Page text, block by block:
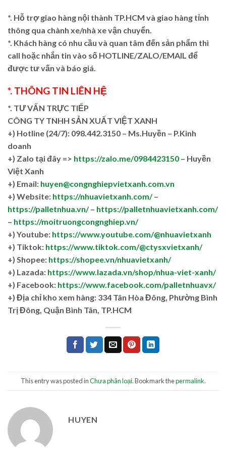
*. Hỗ trợ giao hàng nội thành TP.HCM và giao hàng tỉnh
thông qua chành xe/nhà xe vận chuyển.
*. Khách hàng có nhu cầu và quan tâm đến sản phẩm thì
call hoặc nhắn tin vào số HOTLINE/ZALO/EMAIL để
được tư vấn và báo giá.
*. THÔNG TIN LIÊN HỆ
*. TƯ VẤN TRỰC TIẾP
CÔNG TY TNHH SẢN XUẤT VIỆT XANH
+) Hotline (24/7): 098.442.3150 – Ms.Huyền – P.Kinh
doanh
+) Zalo tại đây => https://zalo.me/0984423150 – Huyền
Việt Xanh
+) Email: huyen@congnghiepvietxanh.com.vn
+) Website: https://nhuavietxanh.com/–
https://palletnhua.vn/– https://palletnhuavietxanh.com/
– https://moitruongcongnghiep.vn/
+) Youtube: https://www.youtube.com/@nhuavietxanh
+) Tiktok: https://www.tiktok.com/@ctysxvietxanh/
+) Shopee: https://shopee.vn/nhuavietxanh/
+) Lazada: https://www.lazada.vn/shop/nhua-viet-xanh/
+) Facebook: https://www.facebook.com/palletnhuavx/
+) Địa chỉ kho xem hàng: 334 Tân Hòa Đông, Phường Bình
Trị Đông, Quận Bình Tân, TP.HCM
This entry was posted inChưa phân loại. Bookmark thepermalink.
HUYEN